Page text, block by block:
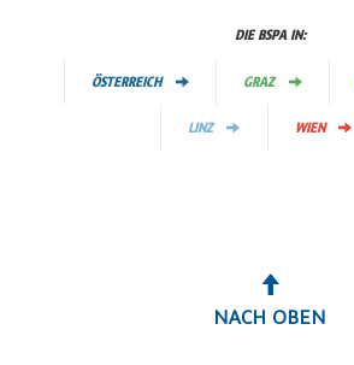
DIE BSPA IN:
ÖSTERREICH GRAZ
LINZ WIEN
NACH OBEN